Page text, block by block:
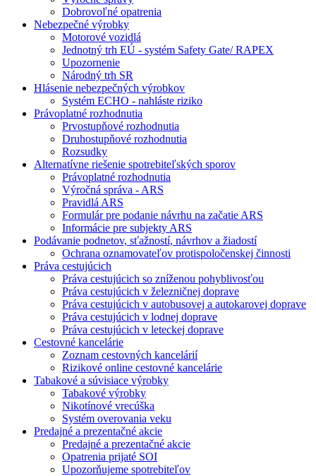
Dobrovoľné opatrenia
Nebezpečné výrobky
Motorové vozidlá
Jednotný trh EÚ - systém Safety Gate/ RAPEX
Upozornenie
Národný trh SR
Hlásenie nebezpečných výrobkov
Systém ECHO - nahláste riziko
Právoplatné rozhodnutia
Prvostupňové rozhodnutia
Druhostupňové rozhodnutia
Rozsudky
Alternatívne riešenie spotrebiteľských sporov
Právoplatné rozhodnutia
Výročná správa - ARS
Pravidlá ARS
Formulár pre podanie návrhu na začatie ARS
Informácie pre subjekty ARS
Podávanie podnetov, sťažností, návrhov a žiadostí
Ochrana oznamovateľov protispoločenskej činnosti
Práva cestujúcich
Práva cestujúcich so zníženou pohyblivosťou
Práva cestujúcich v železničnej doprave
Práva cestujúcich v autobusovej a autokarovej doprave
Práva cestujúcich v lodnej doprave
Práva cestujúcich v leteckej doprave
Cestovné kancelárie
Zoznam cestovných kancelárií
Rizikové online cestovné kancelárie
Tabakové a súvisiace výrobky
Tabakové výrobky
Nikotínové vrecúška
Systém overovania veku
Predajné a prezentačné akcie
Predajné a prezentačné akcie
Opatrenia prijaté SOI
Upozorňujeme spotrebiteľov